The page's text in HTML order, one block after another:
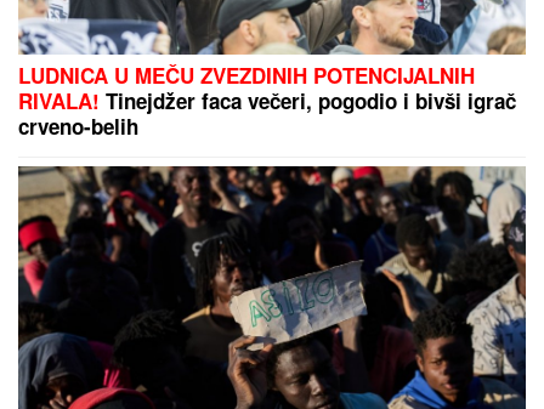
LUDNICA U MEČU ZVEZDINIH POTENCIJALNIH
RIVALA! Tinejdžer faca večeri, pogodio i bivši igrač
crveno-belih